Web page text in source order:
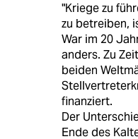
"Kriege zu
zu betreiben,
War im 20
anders. Zu
beiden
finanziert.
Der
Ende des